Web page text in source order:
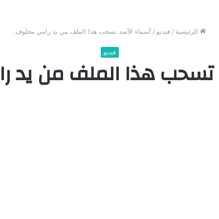
الرئيسية / فيديو / أسماء الأسد تسحب هذا الملف من يد رامي مخلوف.
فيديو
تسحب هذا الملف من يد